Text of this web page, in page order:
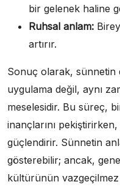
bir gelenek haline
Ruhsal anlam:
artırır.
Sonuç olarak, sünnetin
uygulama değil, aynı
meselesidir. Bu süreç,
inançlarını
güçlendirir. Sünnetin
gösterebilir; ancak,
kültürünün vazgeçilmez